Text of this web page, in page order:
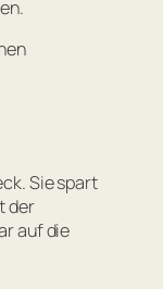
Sie spart
der
auf die